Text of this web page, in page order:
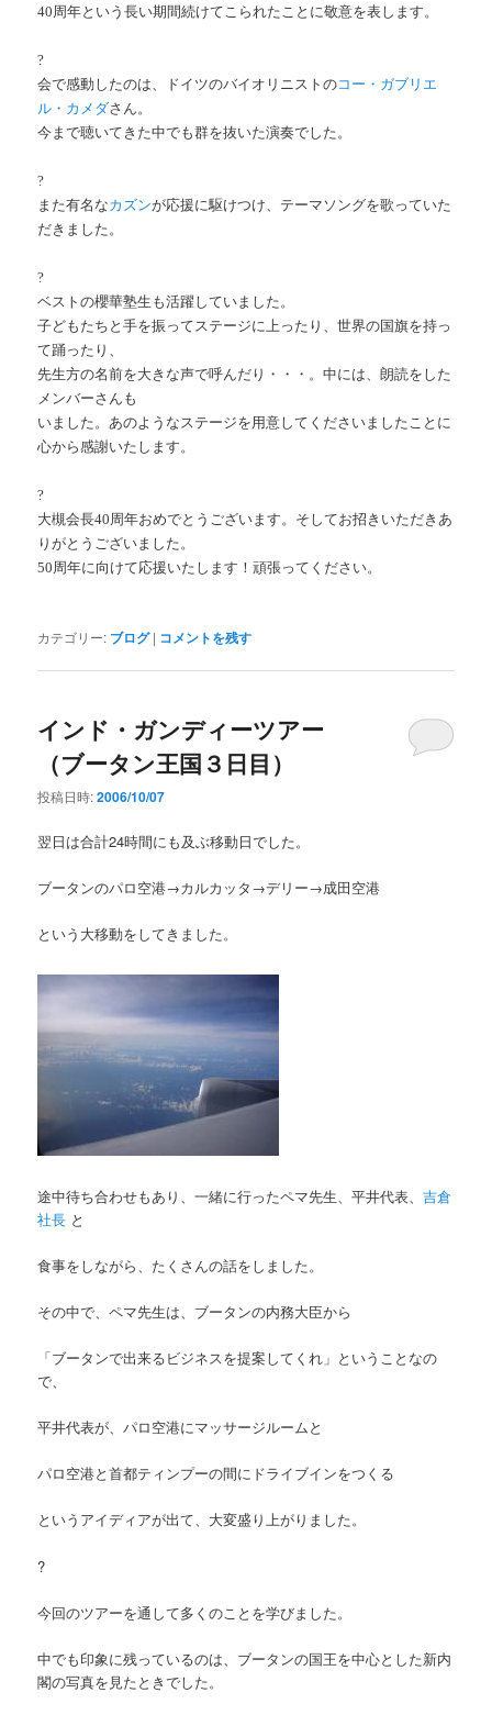
40周年という長い期間続けてこられたことに敬意を表します。
?
会で感動したのは、ドイツのバイオリニストのコー・ガブリエ
ル・カメダさん。
今まで聴いてきた中でも群を抜いた演奏でした。
?
また有名なカズンが応援に駆けつけ、テーマソングを歌っていた
だきました。
?
ベストの櫻華塾生も活躍していました。
子どもたちと手を振ってステージに上ったり、世界の国旗を持っ
て踊ったり、
先生方の名前を大きな声で呼んだり・・・。中には、朗読をした
メンバーさんも
いました。あのようなステージを用意してくださいましたことに
心から感謝いたします。
?
大槻会長40周年おめでとうございます。そしてお招きいただきあ
りがとうございました。
50周年に向けて応援いたします！頑張ってください。
カテゴリー: ブログ | コメントを残す
インド・ガンディーツアー
（ブータン王国３日目）
投稿日時:2006/10/07
翌日は合計24時間にも及ぶ移動日でした。
ブータンのパロ空港→カルカッタ→デリー→成田空港
という大移動をしてきました。
途中待ち合わせもあり、一緒に行ったペマ先生、平井代表、吉倉
社長 と
食事をしながら、たくさんの話をしました。
その中で、ペマ先生は、ブータンの内務大臣から
「ブータンで出来るビジネスを提案してくれ」ということなの
で、
平井代表が、パロ空港にマッサージルームと
パロ空港と首都ティンプーの間にドライブインをつくる
というアイディアが出て、大変盛り上がりました。
?
今回のツアーを通して多くのことを学びました。
中でも印象に残っているのは、ブータンの国王を中心とした新内
閣の写真を見たときでした。